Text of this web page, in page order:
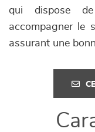
qui dispose
accompagner le
assurant une